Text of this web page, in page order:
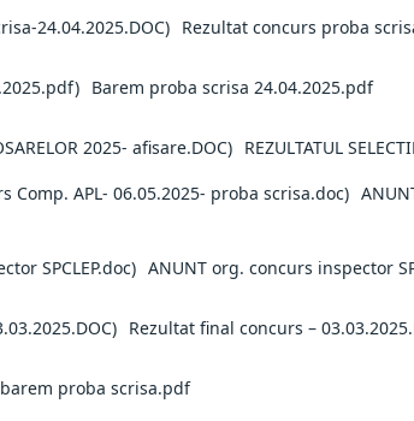
Rezultat concurs proba
Barem proba scrisa 24.04.2025.pdf
REZULTATUL
ANUNT org. concurs inspector
Rezultat final concurs –
barem proba scrisa.pdf